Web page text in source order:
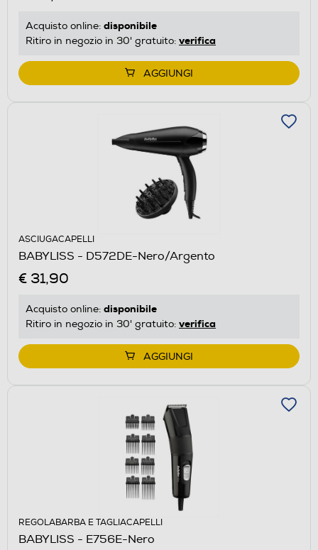
Acquisto online: disponibile
Ritiro in negozio in 30' gratuito: verifica
AGGIUNGI
ASCIUGACAPELLI
BABYLISS - D572DE-Nero/Argento
€ 31,90
Acquisto online: disponibile
Ritiro in negozio in 30' gratuito: verifica
AGGIUNGI
REGOLABARBA E TAGLIACAPELLI
BABYLISS - E756E-Nero